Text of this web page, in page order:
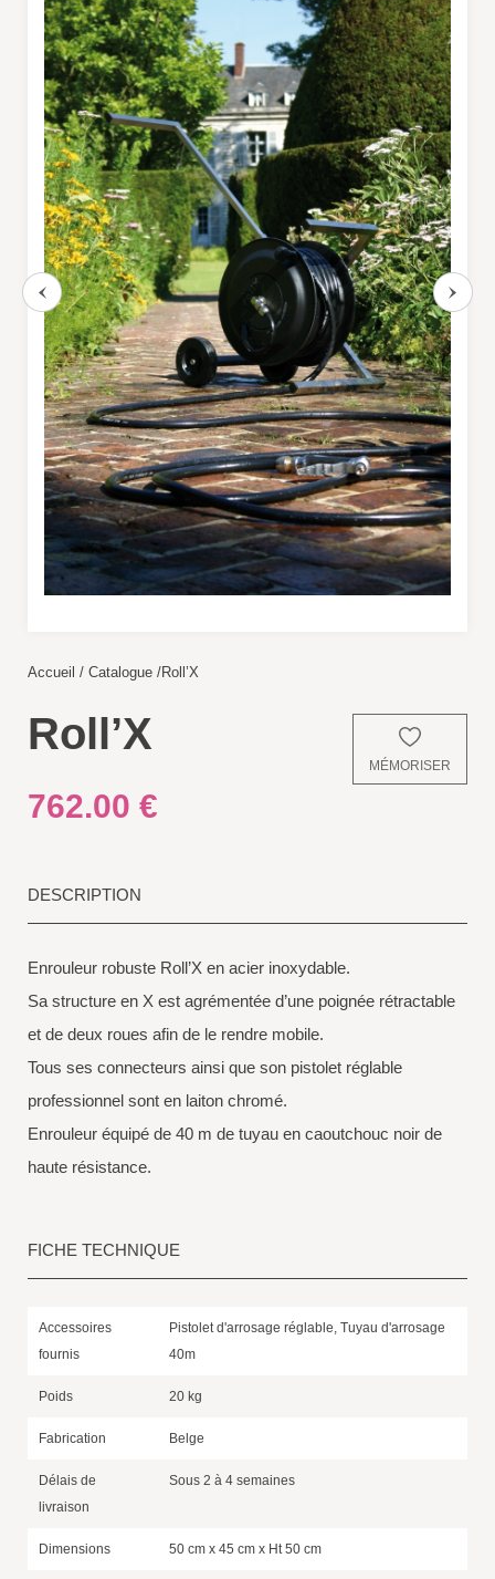
Voiles
Accessoires et pieds
CÔTÉ LUMIÈRE
Lampes mobiles
Lampes filaires
CUISINES ET PIQUE-NIQUE
Accessoires de pique-nique
SERRES ET ABRIS
Cabanes / cabines
Accueil / Catalogue /Roll’X
MÉMORISER
Roll’X
762.00 €
DESCRIPTION
Enrouleur robuste Roll’X en acier inoxydable.
Sa structure en X est agrémentée d’une poignée rétractable
et de deux roues afin de le rendre mobile.
Tous ses connecteurs ainsi que son pistolet réglable
professionnel sont en laiton chromé.
Enrouleur équipé de 40 m de tuyau en caoutchouc noir de
haute résistance.
FICHE TECHNIQUE
Accessoires
fournis
Pistolet d'arrosage réglable, Tuyau d'arrosage
40m
Poids 20 kg
Fabrication Belge
Délais de
livraison
Sous 2 à 4 semaines
Dimensions 50 cm x 45 cm x Ht 50 cm